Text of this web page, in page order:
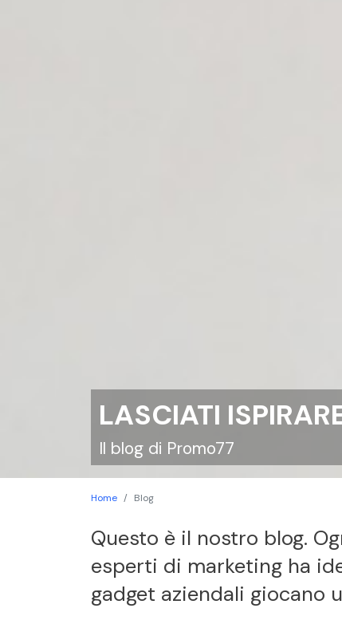
LASCIATI
Il blog di Promo77
Home Blog
Questo è il nostro blog.
esperti di marketing ha
gadget aziendali giocano